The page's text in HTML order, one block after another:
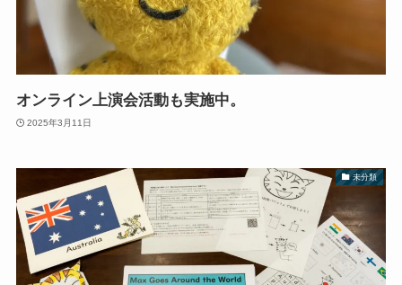
オンライン上演会活動も実施中。
2025年3月11日
未分類